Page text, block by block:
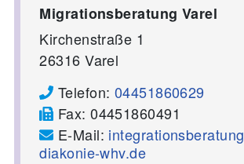
Migrationsberatung Varel
Kirchenstraße 1
26316 Varel
Telefon: 04451860629
Fax:04451860491
E-Mail: integrationsberatung
diakonie-whv.de